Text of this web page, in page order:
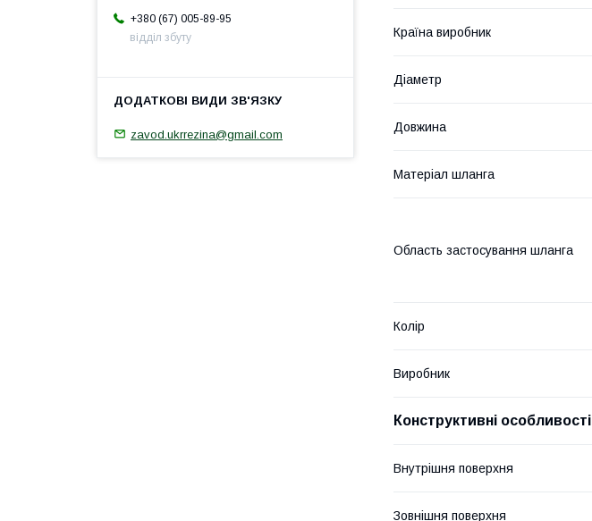
Країна виробник
Діаметр
Довжина
Матеріал шланга
Область застосування шланга
Колір
Виробник
Конструктивні особливості
Внутрішня поверхня
Зовнішня поверхня
+380 (67) 005-89-95
відділ збуту
zavod.ukrrezina@gmail.com